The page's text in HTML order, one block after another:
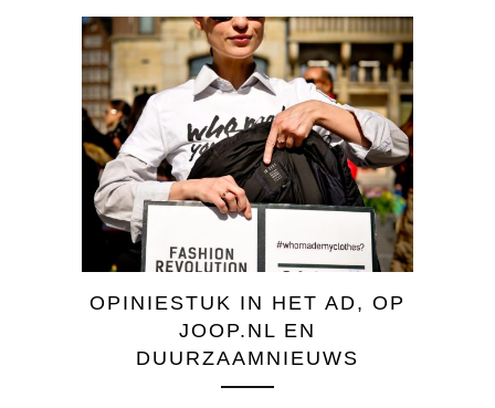
OPINIESTUK IN HET AD, OP
JOOP.NL EN
DUURZAAMNIEUWS